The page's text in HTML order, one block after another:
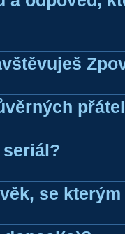
seriál?
se